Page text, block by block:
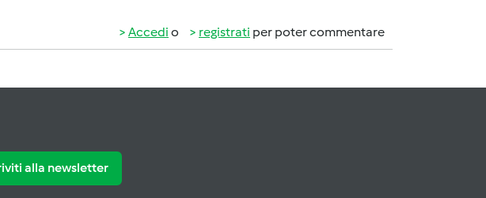
Accedi o registrati per poter commentare
alla newsletter